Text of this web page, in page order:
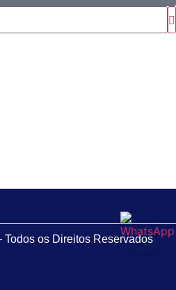
os Direitos Reservados